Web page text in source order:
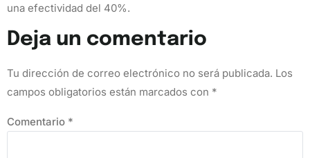
una efectividad del 40%.
Deja un comentario
Tu dirección de correo electrónico no será publicada. Los
campos obligatorios están marcados con *
Comentario *